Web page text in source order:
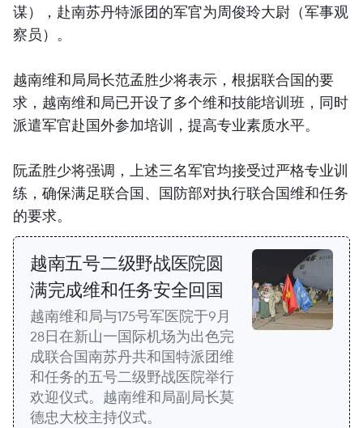
谋），赴南苏丹特派团的军官为周俊玲大尉（军事观
察员）。
越南维和局局长范孟胜少将表示，根据联合国的要
求，越南维和局已开设了多个维和技能培训班，同时
派遣军官赴国外参加培训，提高专业素质水平。
阮孟胜少将强调，上述三名军官均接受过严格专业训
练，确保满足联合国、国防部对执行联合国维和任务
的要求。
越南五号二级野战医院圆
满完成维和任务安全回国
越南维和局与175号军医院于9月
28日在新山一国际机场为出色完
成联合国南苏丹共和国特派团维
和任务的五号二级野战医院举行
欢迎仪式。越南维和局副局长莫
德忠大校主持仪式。